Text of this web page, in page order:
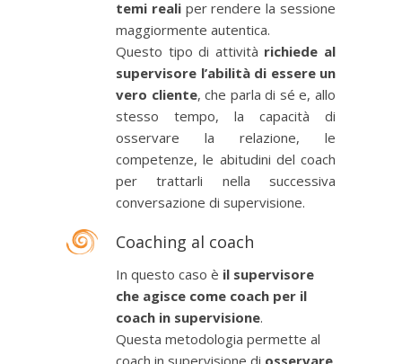
temi realiper rendere la sessione
maggiormente autentica.
Questo tipo di attività richiede al
supervisore l’abilità di essere un
vero cliente, che parla di sé e, allo
stesso tempo, la capacità di
osservare la relazione, le
competenze, le abitudini del coach
per trattarli nella successiva
conversazione di supervisione.
Coaching al coach
In questo caso è il supervisore
che agisce come coach per il
coach in supervisione.
Questa metodologia permette al
coach in supervisione di osservare